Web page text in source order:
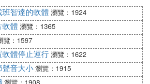
智達的軟體 瀏覽：1924
體 瀏覽：1365
覽：1597
體停止運行 瀏覽：1622
聲音大小 瀏覽：1915
瀏覽：1908